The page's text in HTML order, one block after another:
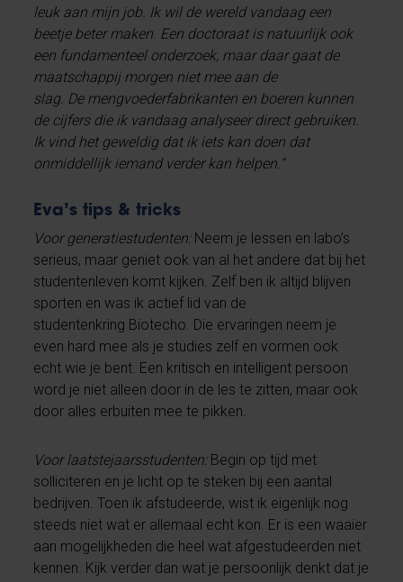
leuk aan mijn job. Ik wil de wereld vandaag een
beetje beter maken. Een doctoraat is natuurlijk ook
een fundamenteel onderzoek, maar daar gaat de
maatschappij morgen niet mee aan de
slag. De mengvoederfabrikanten en boeren kunnen
de cijfers die ik vandaag analyseer direct gebruiken.
Ik vind het geweldig dat ik iets kan doen dat
onmiddellijk iemand verder kan helpen.”
Eva’s tips & tricks
Voor generatiestudenten:Neem je lessen en labo’s
serieus, maar geniet ook van al het andere dat bij het
studentenleven komt kijken. Zelf ben ik altijd blijven
sporten en was ik actief lid van de
studentenkring Biotecho. Die ervaringen neem je
even hard mee als je studies zelf en vormen ook
echt wie je bent. Een kritisch en intelligent persoon
word je niet alleen door in de les te zitten, maar ook
door alles erbuiten mee te pikken.
Voor laatstejaarsstudenten:Begin op tijd met
solliciteren en je licht op te steken bij een aantal
bedrijven. Toen ik afstudeerde, wist ik eigenlijk nog
steeds niet wat er allemaal echt kon. Er is een waaier
aan mogelijkheden die heel wat afgestudeerden niet
kennen. Kijk verder dan wat je persoonlijk denkt dat je